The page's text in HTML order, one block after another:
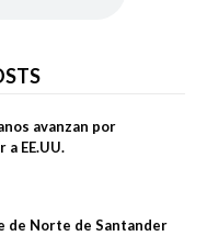
avanzan por
EE.UU.
de Norte de Santander